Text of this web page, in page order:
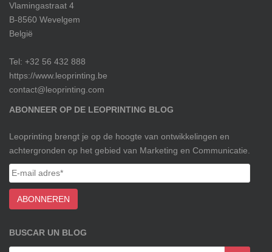
Vlamingastraat 4
B-8560 Wevelgem
België
Tel: +32 56 432 888
https://www.leoprinting.be
contact@leoprinting.com
ABONNEER OP DE LEOPRINTING BLOG
Leoprinting brengt je op de hoogte van ontwikkelingen en
achtergronden op het gebied van Marketing en Communicatie.
BUSCAR UN BLOG